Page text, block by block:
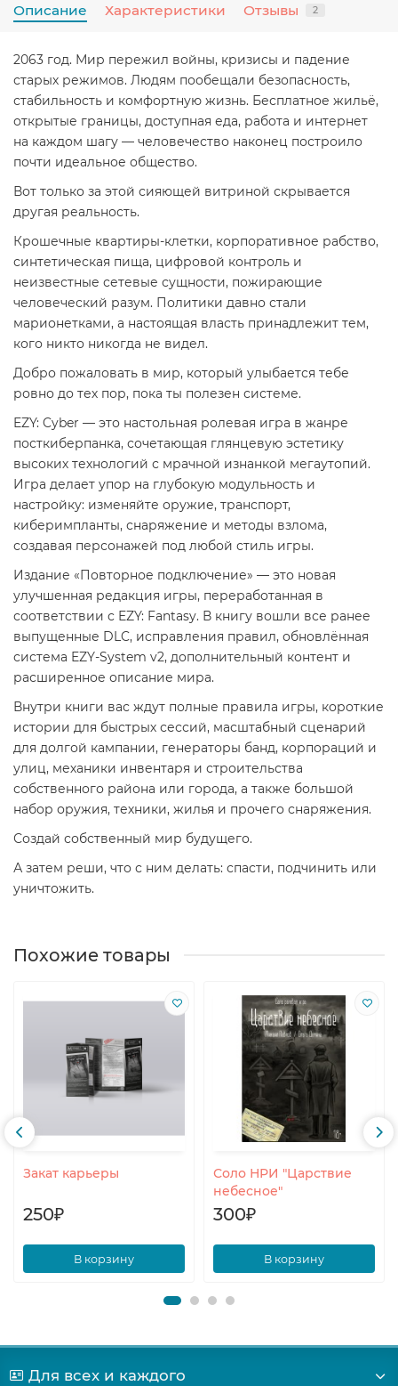
Описание Характеристики Отзывы 2
2063 год. Мир пережил войны, кризисы и падение
старых режимов. Людям пообещали безопасность,
стабильность и комфортную жизнь. Бесплатное жильё,
открытые границы, доступная еда, работа и интернет
на каждом шагу — человечество наконец построило
почти идеальное общество.
Вот только за этой сияющей витриной скрывается
другая реальность.
Крошечные квартиры-клетки, корпоративное рабство,
синтетическая пища, цифровой контроль и
неизвестные сетевые сущности, пожирающие
человеческий разум. Политики давно стали
марионетками, а настоящая власть принадлежит тем,
кого никто никогда не видел.
Добро пожаловать в мир, который улыбается тебе
ровно до тех пор, пока ты полезен системе.
EZY: Cyber — это настольная ролевая игра в жанре
посткиберпанка, сочетающая глянцевую эстетику
высоких технологий с мрачной изнанкой мегаутопий.
Игра делает упор на глубокую модульность и
настройку: изменяйте оружие, транспорт,
киберимпланты, снаряжение и методы взлома,
создавая персонажей под любой стиль игры.
Издание «Повторное подключение» — это новая
улучшенная редакция игры, переработанная в
соответствии с EZY: Fantasy. В книгу вошли все ранее
выпущенные DLC, исправления правил, обновлённая
система EZY-System v2, дополнительный контент и
расширенное описание мира.
Внутри книги вас ждут полные правила игры, короткие
истории для быстрых сессий, масштабный сценарий
для долгой кампании, генераторы банд, корпораций и
улиц, механики инвентаря и строительства
собственного района или города, а также большой
набор оружия, техники, жилья и прочего снаряжения.
Создай собственный мир будущего.
А затем реши, что с ним делать: спасти, подчинить или
уничтожить.
Похожие товары
Закат карьеры
250₽
В корзину
Соло НРИ "Царствие
небесное"
300₽
В корзину
Для всех и каждого